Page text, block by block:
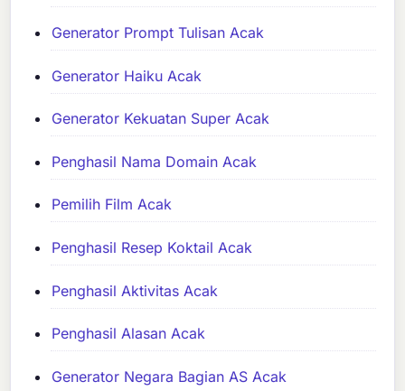
Generator Prompt Tulisan Acak
Generator Haiku Acak
Generator Kekuatan Super Acak
Penghasil Nama Domain Acak
Pemilih Film Acak
Penghasil Resep Koktail Acak
Penghasil Aktivitas Acak
Penghasil Alasan Acak
Generator Negara Bagian AS Acak